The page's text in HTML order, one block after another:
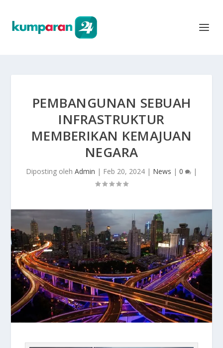
PEMBANGUNAN SEBUAH
INFRASTRUKTUR
MEMBERIKAN KEMAJUAN
NEGARA
Diposting oleh Admin | Feb 20, 2024 | News | 0 |